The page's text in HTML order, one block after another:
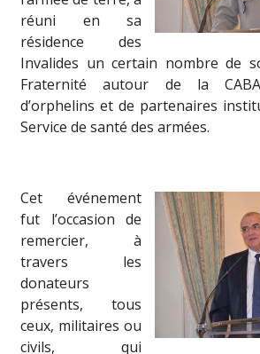
réuni en sa
résidence des
Invalides un certain nombre de
Fraternité autour de la
d’orphelins et de partenaires
Service de santé des armées.
Cet événement
fut l’occasion de
remercier, à
travers les
donateurs
présents, tous
ceux, militaires ou
civils, qui